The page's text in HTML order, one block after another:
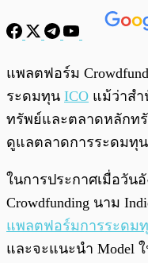
พร้อมเล่น
แพลตฟอร์ม
ระดมทุน ICO แม้ว่าส
ทรัพย์และตลาดหลักทรั
ดูแลตลาดการระดมทุน
ในการประกาศเมื่อวั
Crowdfunding นาม
แพลตฟอร์มการระดม
และจะแนะนำ Model